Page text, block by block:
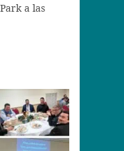
a las